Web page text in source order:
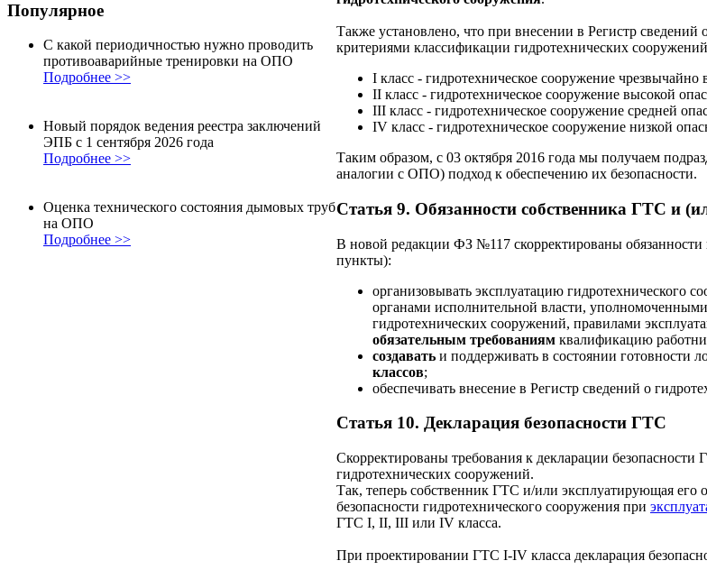
Популярное
С какой периодичностью нужно проводить
противоаварийные тренировки на ОПО
Подробнее >>
Новый порядок ведения реестра заключений
ЭПБ с 1 сентября 2026 года
Подробнее >>
Оценка технического состояния дымовых труб
на ОПО
Подробнее >>
Также установлено, что при внесении в Регистр
критериями классификации гидротехнических
I класс - гидротехническое сооружение чрезвычайно
II класс - гидротехническое сооружение высокой
III класс - гидротехническое сооружение средней
IV класс - гидротехническое сооружение низкой
Таким образом, с 03 октября 2016 года мы получаем
аналогии с ОПО) подход к обеспечению их безопасности.
Статья 9. Обязанности собственника ГТС и
В новой редакции ФЗ №117 скорректированы
пункты):
организовывать эксплуатацию гидротехнического
органами исполнительной власти, уполномоченными
гидротехнических сооружений, правилами
обязательным требованиям квалификацию
создавать и поддерживать в состоянии готовности
классов;
обеспечивать внесение в Регистр сведений о
Статья 10. Декларация безопасности ГТС
Скорректированы требования к декларации безопасности
гидротехнических сооружений.
Так, теперь собственник ГТС и/или эксплуатирующая его
безопасности гидротехнического сооружения при
ГТС I, II, III или IV класса.
При проектировании ГТС I-IV класса декларация